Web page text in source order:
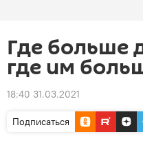
Где больше
где им
18:40 31.03.2021
Подписаться